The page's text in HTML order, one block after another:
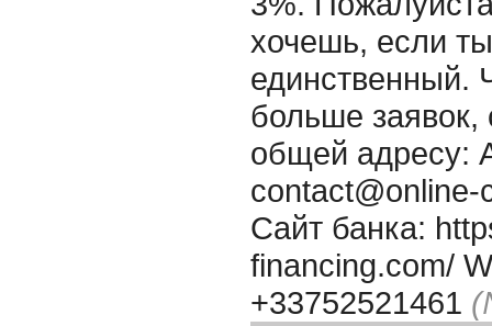
хочешь, если
единственный.
больше заявок,
общей адресу:
Сайт банка:
financing.com/
+33752521461